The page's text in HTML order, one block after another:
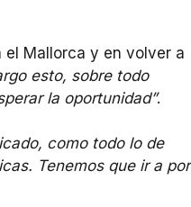
Mallorca y en volver a
esto, sobre todo
la oportunidad”.
como todo lo de
Tenemos que ir a por